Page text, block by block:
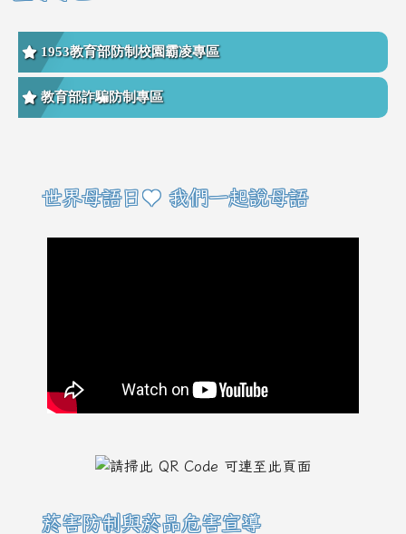
1953教育部防制校園霸凌專區
教育部詐騙防制專區
右邊區域內容
世界母語日♥ 我們一起說母語
菸害防制與菸品危害宣導